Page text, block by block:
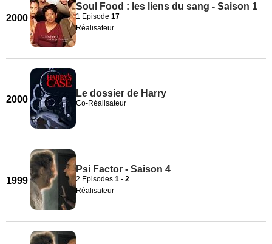
2000
Soul Food : les liens du sang - Saison 1
1 Episode 17
Réalisateur
2000
Le dossier de Harry
Co-Réalisateur
1999
Psi Factor - Saison 4
2 Episodes 1 - 2
Réalisateur